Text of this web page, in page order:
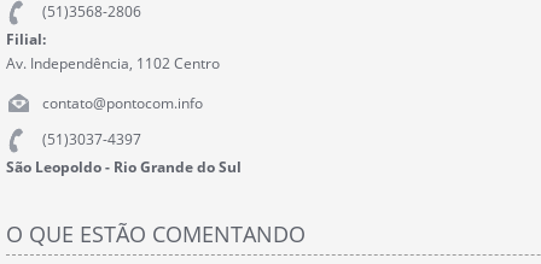
(51)3568-2806
Filial:
Av. Independência, 1102 Centro
contato@pontocom.info
(51)3037-4397
São Leopoldo - Rio Grande do Sul
O QUE ESTÃO COMENTANDO